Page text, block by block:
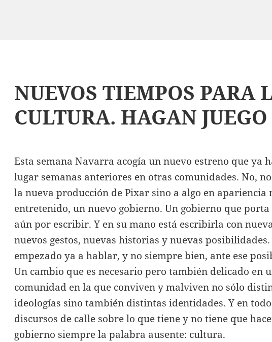
NUEVOS TIEMPOS PARA
CULTURA. HAGAN JUEGO
Esta semana Navarra acogía un nuevo estreno que ya
lugar semanas anteriores en otras comunidades. No,
la nueva producción de Pixar sino a algo en apariencia
entretenido, un nuevo gobierno. Un gobierno que
aún por escribir. Y en su mano está escribirla con
nuevos gestos, nuevas historias y nuevas posibilidades.
empezado ya a hablar, y no siempre bien, ante ese
Un cambio que es necesario pero también delicado en
comunidad en la que conviven y malviven no sólo
ideologías sino también distintas identidades. Y en
discursos de calle sobre lo que tiene y no tiene que
gobierno siempre la palabra ausente: cultura.